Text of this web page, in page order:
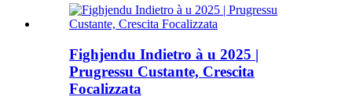
Fighjendu Indietro à u 2025 |
Prugressu Custante, Crescita
Focalizzata